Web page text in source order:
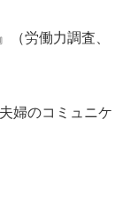
（労働力調査、
婦のコミュニケ